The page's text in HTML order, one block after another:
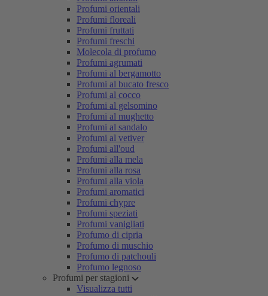
Profumi orientali
Profumi floreali
Profumi fruttati
Profumi freschi
Molecola di profumo
Profumi agrumati
Profumi al bergamotto
Profumi al bucato fresco
Profumi al cocco
Profumi al gelsomino
Profumi al mughetto
Profumi al sandalo
Profumi al vetiver
Profumi all'oud
Profumi alla mela
Profumi alla rosa
Profumi alla viola
Profumi aromatici
Profumi chypre
Profumi speziati
Profumi vanigliati
Profumo di cipria
Profumo di muschio
Profumo di patchouli
Profumo legnoso
Profumi per stagioni
Visualizza tutti